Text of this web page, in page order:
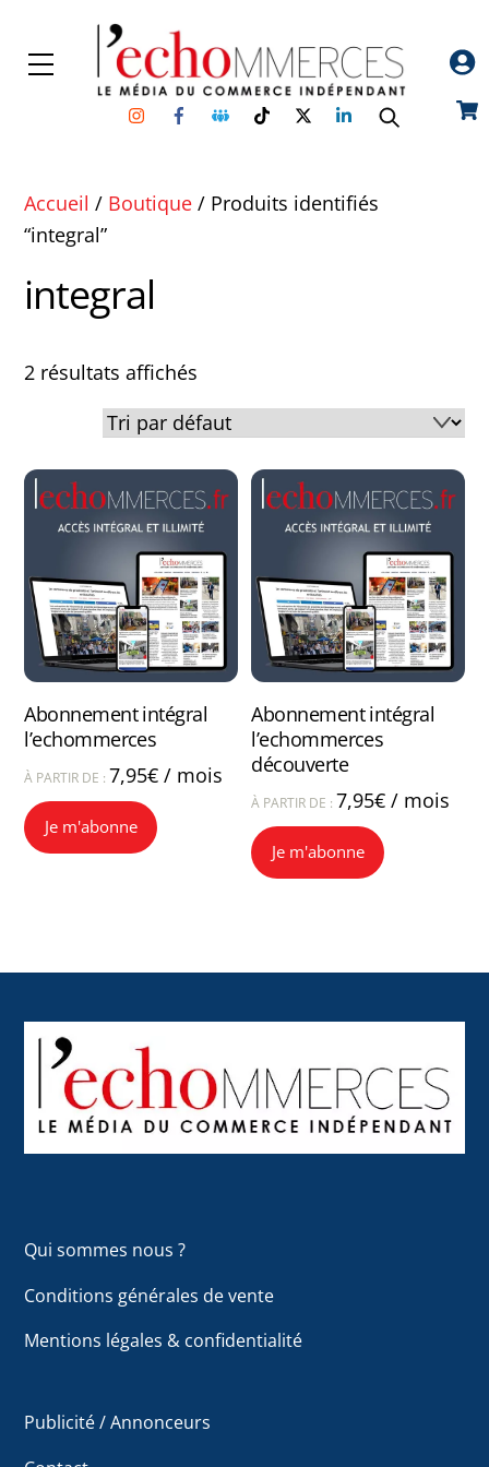
content
Menu
InstagramFacebookGroupe
Facebook
TikTokTwitterLinkedin
Accueil / Boutique / Produits identifiés
“integral”
integral
2 résultats affichés
Abonnement intégral
l’echommerces
À PARTIR DE : 7,95€ / mois
Je m'abonne
Ce
Les
être
choisies
sur
produit
Abonnement intégral
l’echommerces
découverte
À PARTIR DE : 7,95€ / mois
Je m'abonne
Ce
variations.
options
peuvent
être
choisies
sur
To
Top
Qui sommes nous ?
Conditions générales de vente
Mentions légales & confidentialité
Publicité / Annonceurs